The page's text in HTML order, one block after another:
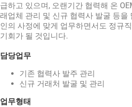
급하고 있으며, 오랜기간 협력해 온
래업체 관리 및 신규 협력사 발굴 등을
인의 사정에 맞게 업무하면서도 정규
기회가 될 것입니다.
담당업무
기존 협력사 발주 관리
신규 거래처 발굴 및 관리
업무형태